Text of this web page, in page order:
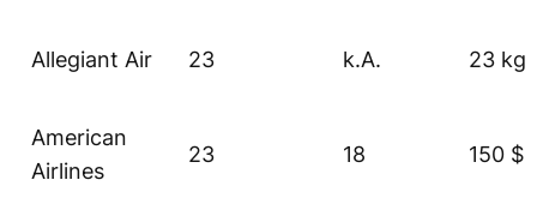
Allegiant Air 23 k.A. 23 kg
American
Airlines
23 18 150 $